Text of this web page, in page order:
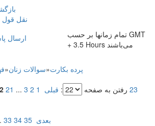
نقل قول
ارسال
تمام زمانها بر حسب GMT
+ 3.5 Hours می‌باشند
»سوالات زنان»پرده بکارت
رفتن به صفحه : قبلی 1
2
3
...
21 23
33 34 35 بعدی